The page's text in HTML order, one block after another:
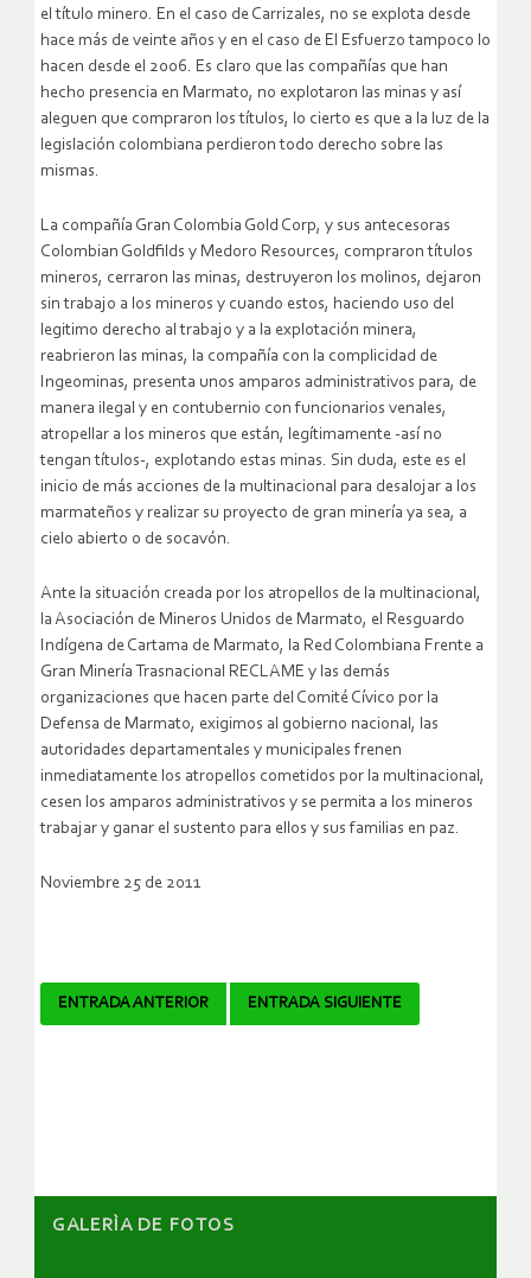
el título minero. En el caso de Carrizales, no se explota desde
hace más de veinte años y en el caso de El Esfuerzo tampoco lo
hacen desde el 2006. Es claro que las compañías que han
hecho presencia en Marmato, no explotaron las minas y así
aleguen que compraron los títulos, lo cierto es que a la luz de la
legislación colombiana perdieron todo derecho sobre las
mismas.
La compañía Gran Colombia Gold Corp, y sus antecesoras
Colombian Goldfilds y Medoro Resources, compraron títulos
mineros, cerraron las minas, destruyeron los molinos, dejaron
sin trabajo a los mineros y cuando estos, haciendo uso del
legitimo derecho al trabajo y a la explotación minera,
reabrieron las minas, la compañía con la complicidad de
Ingeominas, presenta unos amparos administrativos para, de
manera ilegal y en contubernio con funcionarios venales,
atropellar a los mineros que están, legítimamente -así no
tengan títulos-, explotando estas minas. Sin duda, este es el
inicio de más acciones de la multinacional para desalojar a los
marmateños y realizar su proyecto de gran minería ya sea, a
cielo abierto o de socavón.
Ante la situación creada por los atropellos de la multinacional,
la Asociación de Mineros Unidos de Marmato, el Resguardo
Indígena de Cartama de Marmato, la Red Colombiana Frente a
Gran Minería Trasnacional RECLAME y las demás
organizaciones que hacen parte del Comité Cívico por la
Defensa de Marmato, exigimos al gobierno nacional, las
autoridades departamentales y municipales frenen
inmediatamente los atropellos cometidos por la multinacional,
cesen los amparos administrativos y se permita a los mineros
trabajar y ganar el sustento para ellos y sus familias en paz.
Noviembre 25 de 2011
Navegador
ENTRADA ANTERIOR ENTRADA SIGUIENTE
GALERÌA DE FOTOS